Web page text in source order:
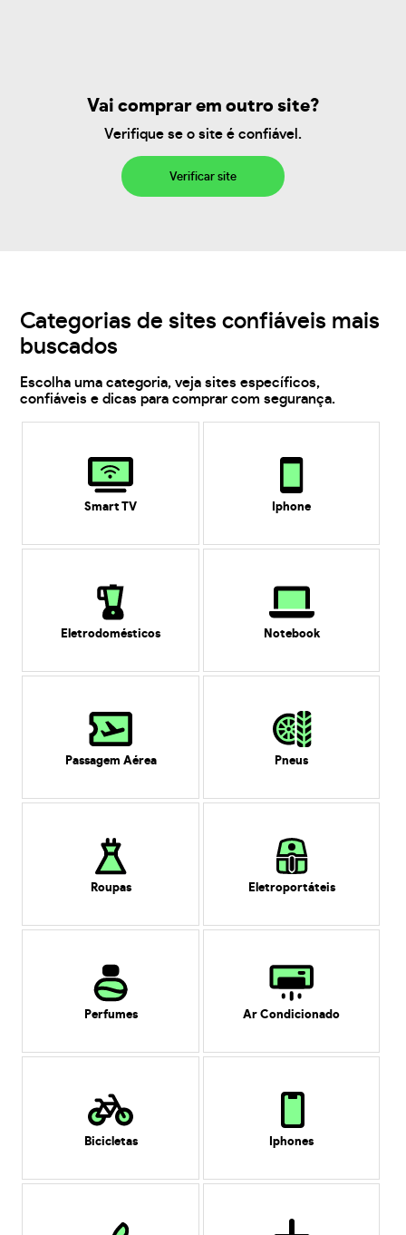
Vai comprar em outro site?
Verifique se o site é confiável.
Verificar site
Categorias de sites confiáveis mais
buscados
Escolha uma categoria, veja sites específicos,
confiáveis e dicas para comprar com segurança.
Smart TV Iphone
Eletrodomésticos Notebook
Passagem Aérea Pneus
Roupas Eletroportáteis
Perfumes Ar Condicionado
Bicicletas Iphones